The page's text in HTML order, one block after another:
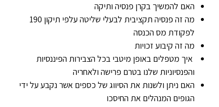
האם להמשיך בקרן פנסיה ותיקה
מה זה פנסיה תקציבית לבעלי שליטה עלפי תיקון 190
לפקודת מס הכנסה
מה זה קיבוע זכויות
איך מטפלים באופן מיטבי בכל הצבירות הפיננסיות
והפנסיוניות שלנו בטרם פרישה ולאחריה
האם ניתן ולשנות את הסיווג של כספים אשר נקבע על ידי
הגופים המנהלים את החיסכו